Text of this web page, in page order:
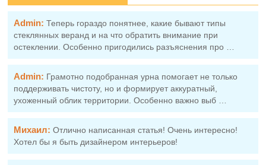
Admin: Теперь гораздо понятнее, какие бывают типы
стеклянных веранд и на что обратить внимание при
остеклении. Особенно пригодились разъяснения про …
Admin: Грамотно подобранная урна помогает не только
поддерживать чистоту, но и формирует аккуратный,
ухоженный облик территории. Особенно важно выб …
Михаил: Отлично написанная статья! Очень интересно!
Хотел бы я быть дизайнером интерьеров!